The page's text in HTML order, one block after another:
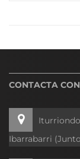
CONTACTA
Ibarrabarri